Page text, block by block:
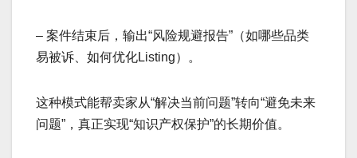
– 案件结束后，输出“风险规避报告”（如哪些品类
易被诉、如何优化Listing）。
这种模式能帮卖家从“解决当前问题”转向“避免未来
问题”，真正实现“知识产权保护”的长期价值。